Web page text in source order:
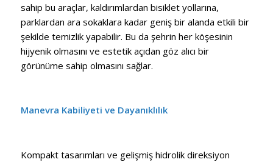
sahip bu araçlar, kaldırımlardan bisiklet yollarına,
parklardan ara sokaklara kadar geniş bir alanda etkili bir
şekilde temizlik yapabilir. Bu da şehrin her köşesinin
hijyenik olmasını ve estetik açıdan göz alıcı bir
görünüme sahip olmasını sağlar.
Manevra Kabiliyeti ve Dayanıklılık
Kompakt tasarımları ve gelişmiş hidrolik direksiyon